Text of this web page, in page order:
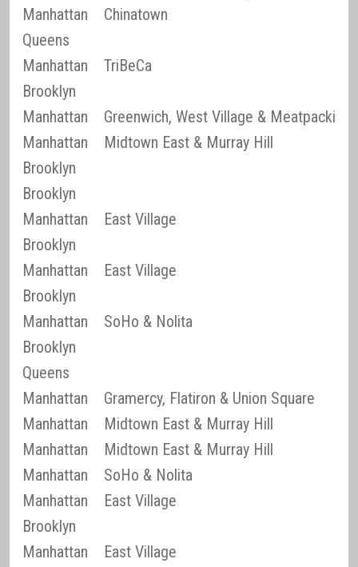
Manhattan
Chinatown
Queens
Manhattan
TriBeCa
Brooklyn
Manhattan
Greenwich, West Village & Meatpacking
Manhattan
Midtown East & Murray Hill
Brooklyn
Brooklyn
Manhattan
East Village
Brooklyn
Manhattan
East Village
Brooklyn
Manhattan
SoHo & Nolita
Brooklyn
Queens
Manhattan
Gramercy, Flatiron & Union Square
Manhattan
Midtown East & Murray Hill
Manhattan
Midtown East & Murray Hill
Manhattan
SoHo & Nolita
Manhattan
East Village
Brooklyn
Manhattan
East Village